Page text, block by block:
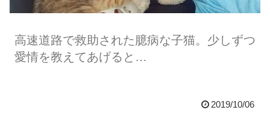
高速道路で救助された臆病な子猫。少しずつ
愛情を教えてあげると…
2019/10/06